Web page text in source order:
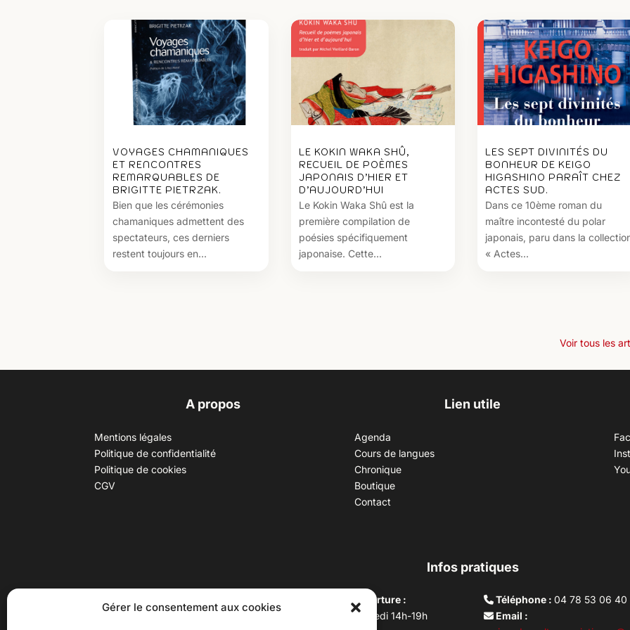
Gérer le consentement aux cookies
VOYAGES CHAMANIQUES
ET RENCONTRES
REMARQUABLES DE
BRIGITTE PIETRZAK.
Bien que les cérémonies
chamaniques admettent des
spectateurs, ces derniers
restent toujours en...
LE KOKIN WAKA SHÛ,
RECUEIL DE POÈMES
JAPONAIS D’HIER ET
D’AUJOURD’HUI
Le Kokin Waka Shû est la
première compilation de
poésies spécifiquement
japonaise. Cette...
LES SEPT DIVINITÉS DU
BONHEUR DE KEIGO
HIGASHINO PARAÎT CHEZ
ACTES SUD.
Dans ce 10ème roman du
maître incontesté du polar
japonais, paru dans la
« Actes...
Voir tous les
A propos
Mentions légales
Politique de confidentialité
Politique de cookies
CGV
Lien utile
Agenda
Cours de langues
Chronique
Boutique
Contact
Infos pratiques
(adresse postale : 62 rue St
Horaires d’ouverture :
Du mardi au vendredi 14h-19h
Téléphone :04 78 53 06 40
Email :